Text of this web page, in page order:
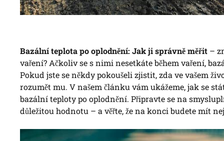
Bazální teplota po oplodnění: Jak ji správně měřit –
vaření? Ačkoliv se s nimi nesetkáte během vaření,
Pokud jste se někdy pokoušeli zjistit, zda ve vašem
rozumět mu. V našem článku vám ukážeme, jak se
bazální teploty po oplodnění. Připravte se na
důležitou hodnotu – a věřte, že na konci budete mít